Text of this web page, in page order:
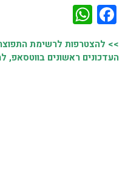
Facebook
>> להצטרפות לרשימת
העדכונים ראשונים בווטסאפ,